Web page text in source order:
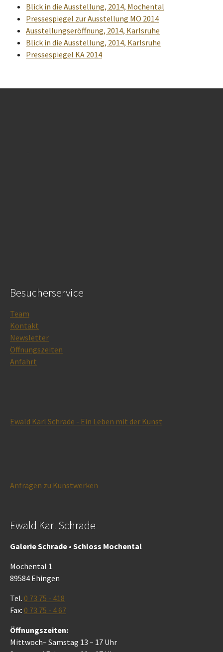
Blick in die Ausstellung, 2014, Mochental
Pressespiegel zur Ausstellung MO 2014
Ausstellungseröffnung, 2014, Karlsruhe
Blick in die Ausstellung, 2014, Karlsruhe
Pressespiegel KA 2014
Besucherservice
Team
Kontakt
Newsletter
Öffnungszeiten
Anfahrt
Ewald Karl Schrade - Ein Leben mit der Kunst
Anfragen zu Kunstwerken
Ewald Karl Schrade
Galerie Schrade • Schloss Mochental
Mochental 1
89584 Ehingen
Tel. 0 73 75 - 418
Fax: 0 73 75 - 4 67
Öffnungszeiten:
Mittwoch– Samstag 13 – 17 Uhr